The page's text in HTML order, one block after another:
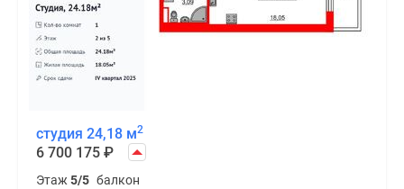
студия 24,18 м2
6 700 175 ₽
Этаж5/5 балкон